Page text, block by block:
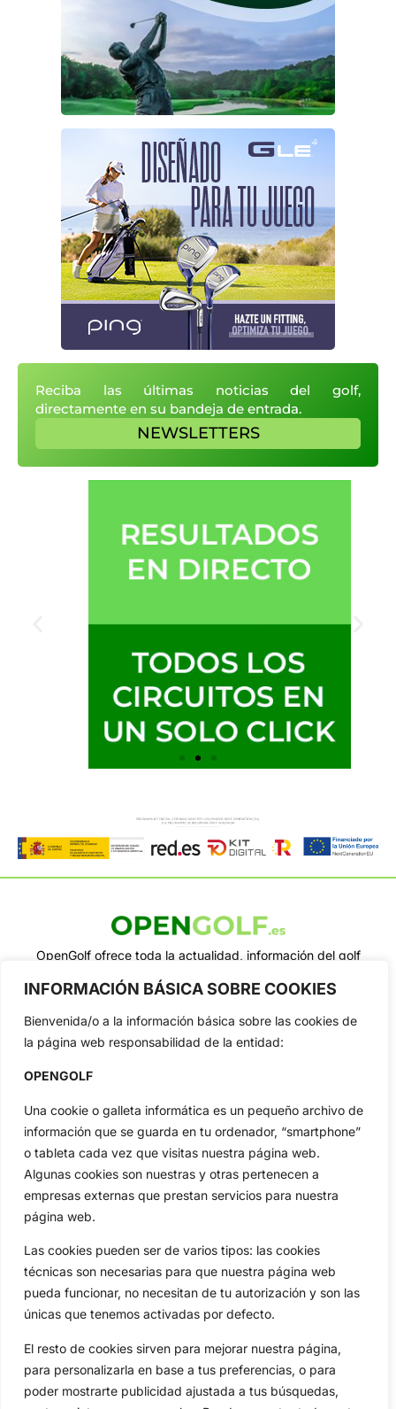
INFORMACIÓN BÁSICA SOBRE COOKIES
Bienvenida/o a la información básica sobre las cookies de
la página web responsabilidad de la entidad:
OPENGOLF
Una cookie o galleta informática es un pequeño archivo de
información que se guarda en tu ordenador, “smartphone”
o tableta cada vez que visitas nuestra página web.
Algunas cookies son nuestras y otras pertenecen a
empresas externas que prestan servicios para nuestra
página web.
Las cookies pueden ser de varios tipos: las cookies
técnicas son necesarias para que nuestra página web
pueda funcionar, no necesitan de tu autorización y son las
únicas que tenemos activadas por defecto.
El resto de cookies sirven para mejorar nuestra página,
para personalizarla en base a tus preferencias, o para
poder mostrarte publicidad ajustada a tus búsquedas,
Reciba las últimas noticias del golf,
directamente en su bandeja de entrada.
NEWSLETTERS
OpenGolf ofrece toda la actualidad, información del golf
Jon Rahm, LIV Golf, PGA Tour, Ryder Cup, DP World Tour, LPGA
Categorias
Actualidad
Amateurs
Circuitos
Especiales
Reglas
Vídeos
De Interés
Compañía
Aviso Legal
Política de Cookies
Publicidad
Newsletters
Copyright © 2025 OpenGolf | Diseño porTecnoQuatre